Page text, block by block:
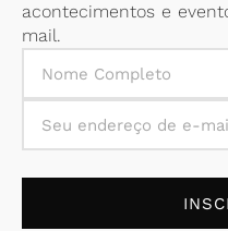
acontecimentos e
mail.